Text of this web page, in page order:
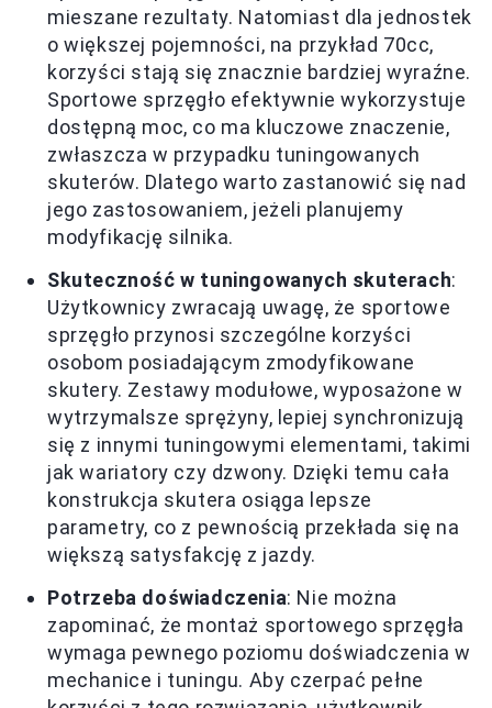
mieszane rezultaty. Natomiast dla jednostek
o większej pojemności, na przykład 70cc,
korzyści stają się znacznie bardziej wyraźne.
Sportowe sprzęgło efektywnie wykorzystuje
dostępną moc, co ma kluczowe znaczenie,
zwłaszcza w przypadku tuningowanych
skuterów. Dlatego warto zastanowić się nad
jego zastosowaniem, jeżeli planujemy
modyfikację silnika.
Skuteczność w tuningowanych skuterach:
Użytkownicy zwracają uwagę, że sportowe
sprzęgło przynosi szczególne korzyści
osobom posiadającym zmodyfikowane
skutery. Zestawy modułowe, wyposażone w
wytrzymalsze sprężyny, lepiej synchronizują
się z innymi tuningowymi elementami, takimi
jak wariatory czy dzwony. Dzięki temu cała
konstrukcja skutera osiąga lepsze
parametry, co z pewnością przekłada się na
większą satysfakcję z jazdy.
Potrzeba doświadczenia: Nie można
zapominać, że montaż sportowego sprzęgła
wymaga pewnego poziomu doświadczenia w
mechanice i tuningu. Aby czerpać pełne